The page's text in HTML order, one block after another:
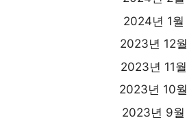
2024년 1월
2023년 12월
2023년 11월
2023년 10월
2023년 9월